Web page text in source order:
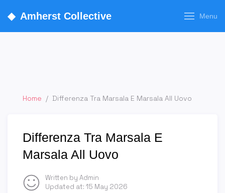
◆ Amherst Collective Menu
Home / Differenza Tra Marsala E Marsala All Uovo
Differenza Tra Marsala E
Marsala All Uovo
Written by Admin
Updated at: 15 May 2026